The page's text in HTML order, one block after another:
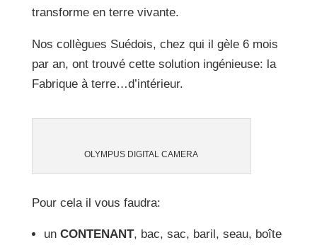
transforme en terre vivante.
Nos collègues Suédois, chez qui il gèle 6 mois
par an, ont trouvé cette solution ingénieuse: la
Fabrique à terre…d’intérieur.
OLYMPUS DIGITAL CAMERA
Pour cela il vous faudra:
un CONTENANT, bac, sac, baril, seau, boîte